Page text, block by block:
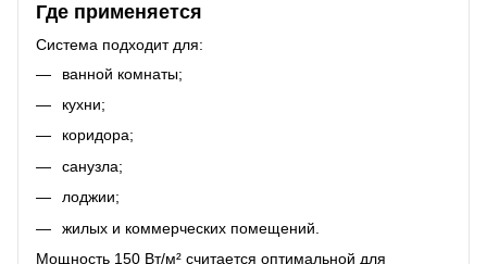
Где применяется
Система подходит для:
ванной комнаты;
кухни;
коридора;
санузла;
лоджии;
жилых и коммерческих помещений.
Мощность 150 Вт/м² считается оптимальной для